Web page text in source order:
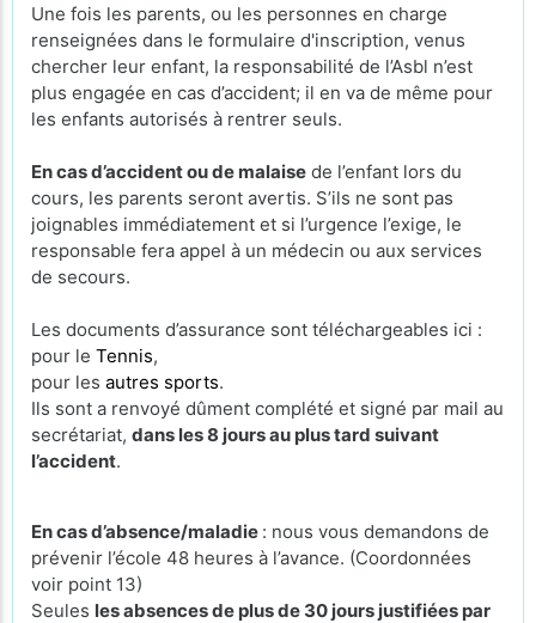
Une fois les parents, ou les personnes en charge
renseignées dans le formulaire d'inscription, venus
chercher leur enfant, la responsabilité de l’Asbl n’est
plus engagée en cas d’accident; il en va de même pour
les enfants autorisés à rentrer seuls.
En cas d’accident ou de malaise de l’enfant lors du
cours, les parents seront avertis. S’ils ne sont pas
joignables immédiatement et si l’urgence l’exige, le
responsable fera appel à un médecin ou aux services
de secours.
Les documents d’assurance sont téléchargeables ici :
pour le Tennis,
pour les autres sports.
Ils sont a renvoyé dûment complété et signé par mail au
secrétariat, dans les 8 jours au plus tard suivant
l’accident.
En cas d’absence/maladie : nous vous demandons de
prévenir l’école 48 heures à l’avance. (Coordonnées
voir point 13)
Seules les absences de plus de 30 jours justifiées par